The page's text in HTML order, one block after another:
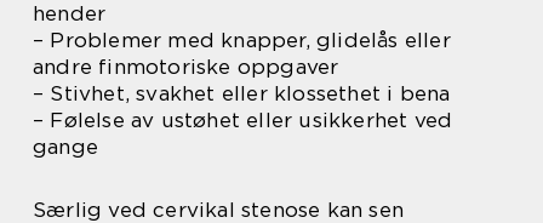
hender
– Problemer med knapper, glidelås eller
andre finmotoriske oppgaver
– Stivhet, svakhet eller klossethet i bena
– Følelse av ustøhet eller usikkerhet ved
gange
Særlig ved cervikal stenose kan sen